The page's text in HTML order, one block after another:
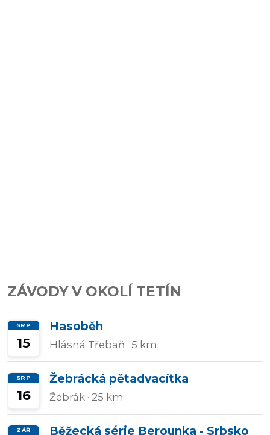
ZÁVODY V OKOLÍ TETÍN
SRP
15
Hasoběh
Hlásná Třebaň · 5 km
SRP
16
Žebrácká pětadvacítka
Žebrák · 25 km
ZÁŘ Běžecká série Berounka - Srbsko